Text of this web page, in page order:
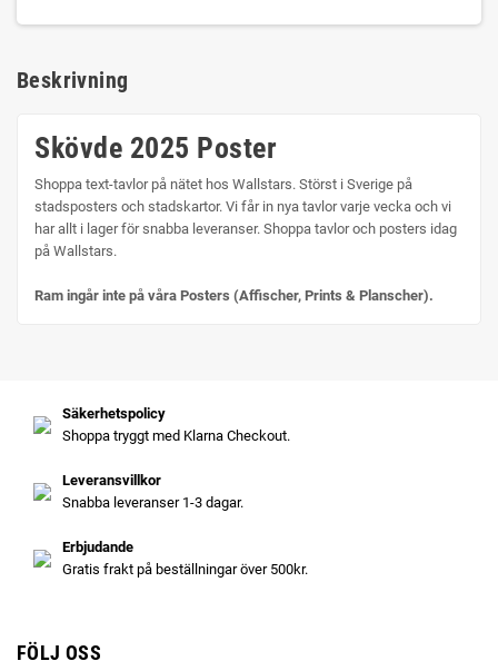
Beskrivning
Skövde 2025 Poster
Shoppa text-tavlor på nätet hos Wallstars. Störst i Sverige på
stadsposters och stadskartor. Vi får in nya tavlor varje vecka och vi
har allt i lager för snabba leveranser. Shoppa tavlor och posters idag
på Wallstars.
Ram ingår inte på våra Posters (Affischer, Prints & Planscher).
Säkerhetspolicy
Shoppa tryggt med Klarna Checkout.
Leveransvillkor
Snabba leveranser 1-3 dagar.
Erbjudande
Gratis frakt på beställningar över 500kr.
FÖLJ OSS